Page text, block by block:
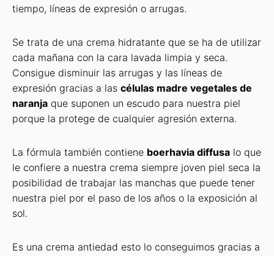
tiempo, líneas de expresión o arrugas.
Se trata de una crema hidratante que se ha de utilizar
cada mañana con la cara lavada limpia y seca.
Consigue disminuir las arrugas y las líneas de
expresión gracias a las células madre vegetales de
naranja que suponen un escudo para nuestra piel
porque la protege de cualquier agresión externa.
La fórmula también contiene boerhavia diffusa lo que
le confiere a nuestra crema siempre joven piel seca la
posibilidad de trabajar las manchas que puede tener
nuestra piel por el paso de los años o la exposición al
sol.
Es una crema antiedad esto lo conseguimos gracias a